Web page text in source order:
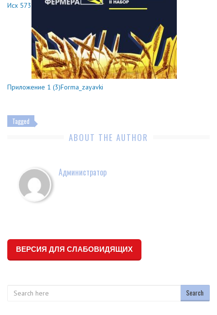
Исх 573
Приложение 1 (3)Forma_zayavki
Tagged
ABOUT THE AUTHOR
Администратор
ВЕРСИЯ ДЛЯ СЛАБОВИДЯЩИХ